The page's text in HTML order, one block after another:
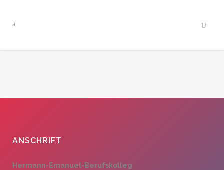
ANSCHRIFT
Hermann-Emanuel-Berufskolleg